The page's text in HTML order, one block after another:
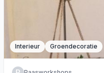
Interieur Groendecoratie